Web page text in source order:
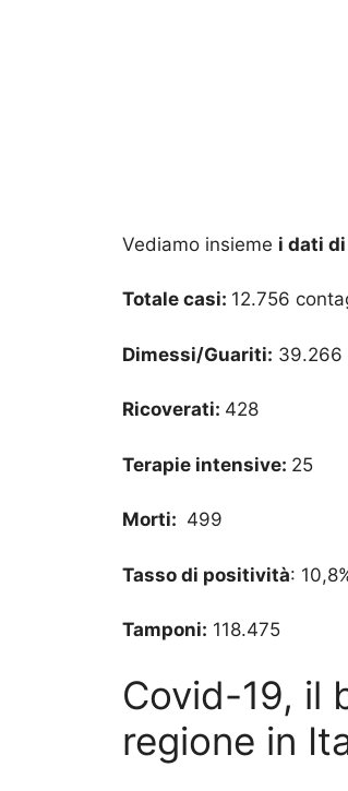
Vediamo insieme i dati
Totale casi: 12.756
Dimessi/Guariti: 39.266
Ricoverati: 428
Terapie intensive: 25
Morti: 499
Tasso di positività:
Tamponi: 118.475
Covid-19, il
regione in